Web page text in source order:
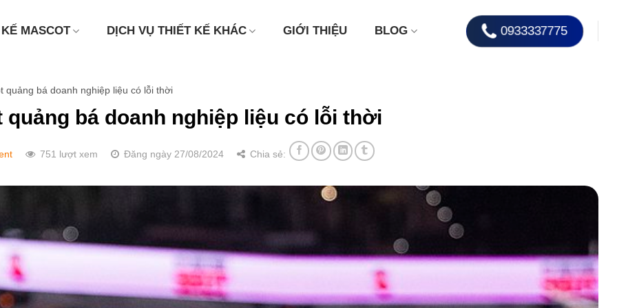
MASCOT DỊCH VỤ THIẾT KẾ KHÁC GIỚI THIỆU BLOG 0933337775
quảng bá doanh nghiệp liệu có lỗi thời
quảng bá doanh nghiệp liệu có lỗi thời
751 lượt xem Đăng ngày 27/08/2024 Chia sẻ: